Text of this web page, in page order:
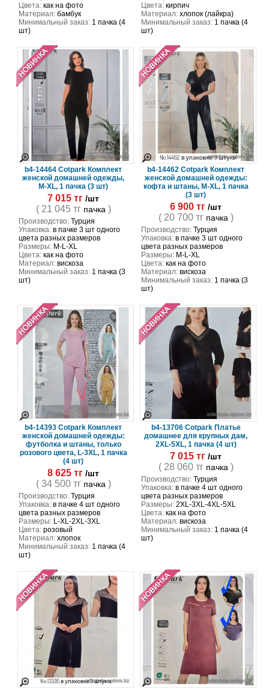
Цвета:как на фото
Материал:бамбук
Минимальный заказ:1 пачка (4
шт)
Цвета:кирпич
Материал:хлопок (лайкра)
Минимальный заказ:1 пачка (4
шт)
b4-14464 Cotpark Комплект
женской домашней одежды,
M-XL, 1 пачка (3 шт)
7 015 тг /шт
( 21 045 тг пачка )
Производство:Турция
Упаковка:в пачке 3 шт одного
цвета разных размеров
Размеры:M-L-XL
Цвета:как на фото
Материал:вискоза
Минимальный заказ:1 пачка (3
шт)
b4-14462 Cotpark Комплект
женской домашней одежды:
кофта и штаны, M-XL, 1 пачка
(3 шт)
6 900 тг /шт
( 20 700 тг пачка )
Производство:Турция
Упаковка:в пачке 3 шт одного
цвета разных размеров
Размеры:M-L-XL
Цвета:как на фото
Материал:вискоза
Минимальный заказ:1 пачка (3
шт)
b4-14393 Cotpark Комплект
женской домашней одежды:
футболка и штаны, только
розового цвета, L-3XL, 1 пачка
(4 шт)
8 625 тг /шт
( 34 500 тг пачка )
Производство:Турция
Упаковка:в пачке 4 шт одного
цвета разных размеров
Размеры:L-XL-2XL-3XL
Цвета:розовый
Материал:хлопок
Минимальный заказ:1 пачка (4
шт)
b4-13706 Cotpark Платье
домашнее для крупных дам,
2XL-5XL, 1 пачка (4 шт)
7 015 тг /шт
( 28 060 тг пачка )
Производство:Турция
Упаковка:в пачке 4 шт одного
цвета разных размеров
Размеры:2XL-3XL-4XL-5XL
Цвета:как на фото
Материал:вискоза
Минимальный заказ:1 пачка (4
шт)